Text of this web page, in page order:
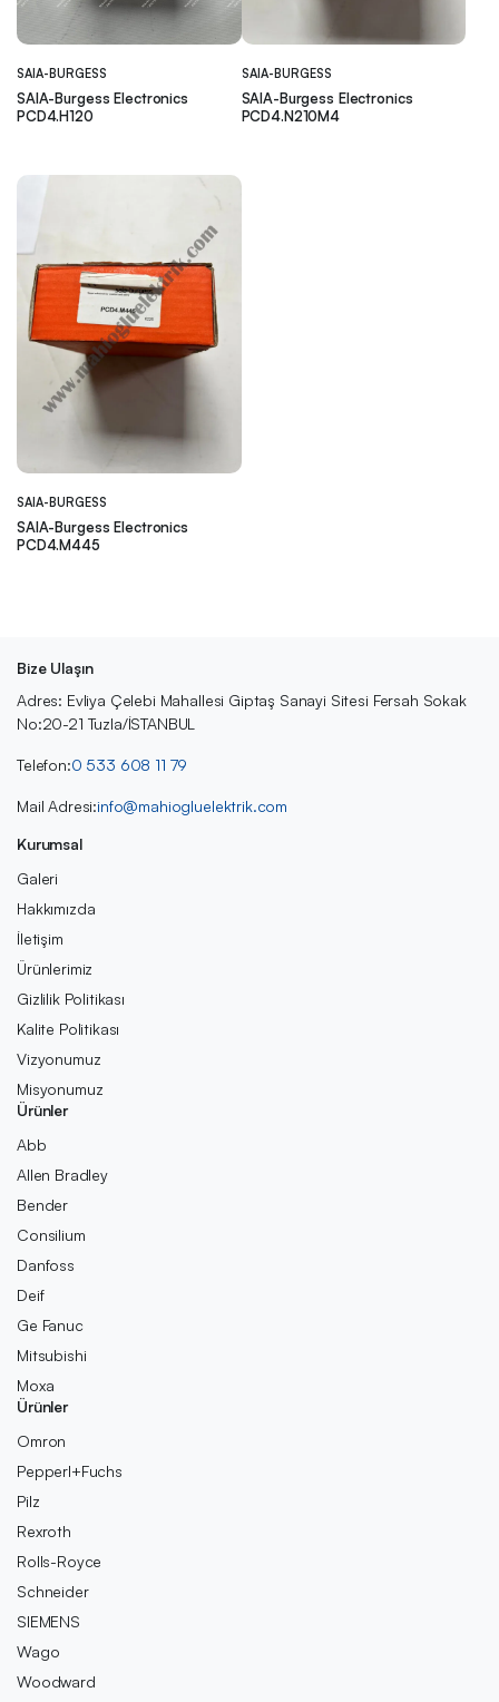
SAIA-BURGESS
SAIA-Burgess Electronics
PCD4.H120
SAIA-BURGESS
SAIA-Burgess Electronics
PCD4.N210M4
SAIA-BURGESS
SAIA-Burgess Electronics
PCD4.M445
Bize Ulaşın
Adres: Evliya Çelebi Mahallesi Giptaş Sanayi Sitesi Fersah Sokak
No:20-21 Tuzla/İSTANBUL
Telefon:0 533 608 11 79
Mail Adresi:info@mahiogluelektrik.com
Kurumsal
Galeri
Hakkımızda
İletişim
Ürünlerimiz
Gizlilik Politikası
Kalite Politikası
Vizyonumuz
Misyonumuz
Ürünler
Abb
Allen Bradley
Bender
Consilium
Danfoss
Deif
Ge Fanuc
Mitsubishi
Moxa
Ürünler
Omron
Pepperl+Fuchs
Pilz
Rexroth
Rolls-Royce
Schneider
SIEMENS
Wago
Woodward